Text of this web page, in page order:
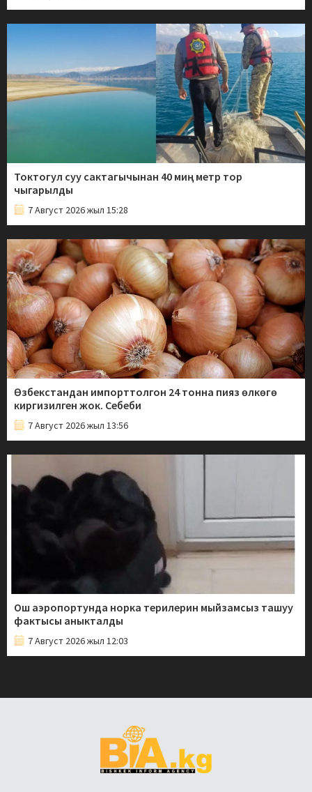
Токтогул суу сактагычынан 40 миң метр тор
чыгарылды
7 Август 2026 жыл 15:28
Өзбекстандан импорттолгон 24 тонна пияз өлкөгө
киргизилген жок. Себеби
7 Август 2026 жыл 13:56
Ош аэропортунда норка терилерин мыйзамсыз ташуу
фактысы аныкталды
7 Август 2026 жыл 12:03